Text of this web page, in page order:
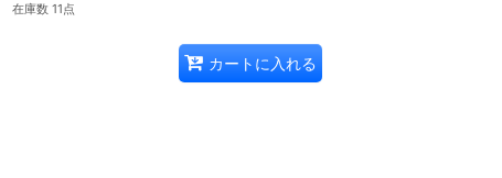
在庫数 11点
カートに入れる